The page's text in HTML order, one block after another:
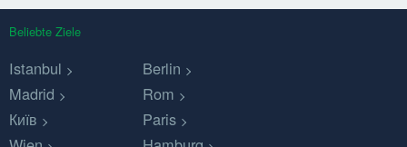
Beliebte Ziele
Istanbul
Berlin
Madrid
Rom
Київ
Paris